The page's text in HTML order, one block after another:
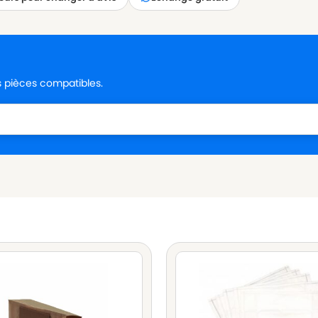
pièces compatibles.